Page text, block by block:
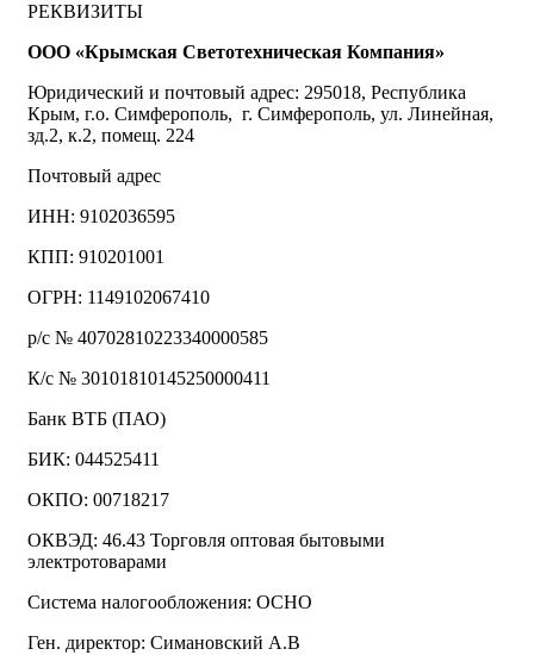
РЕКВИЗИТЫ
ООО «Крымская Светотехническая Компания»
Юридический и почтовый адрес: 295018, Республика
Крым, г.о. Симферополь, г. Симферополь, ул. Линейная,
зд.2, к.2, помещ. 224
Почтовый адрес
ИНН: 9102036595
КПП: 910201001
ОГРН: 1149102067410
р/с № 40702810223340000585
К/с № 30101810145250000411
Банк ВТБ (ПАО)
БИК: 044525411
ОКПО: 00718217
ОКВЭД: 46.43 Торговля оптовая бытовыми
электротоварами
Система налогообложения: ОСНО
Ген. директор: Симановский А.В